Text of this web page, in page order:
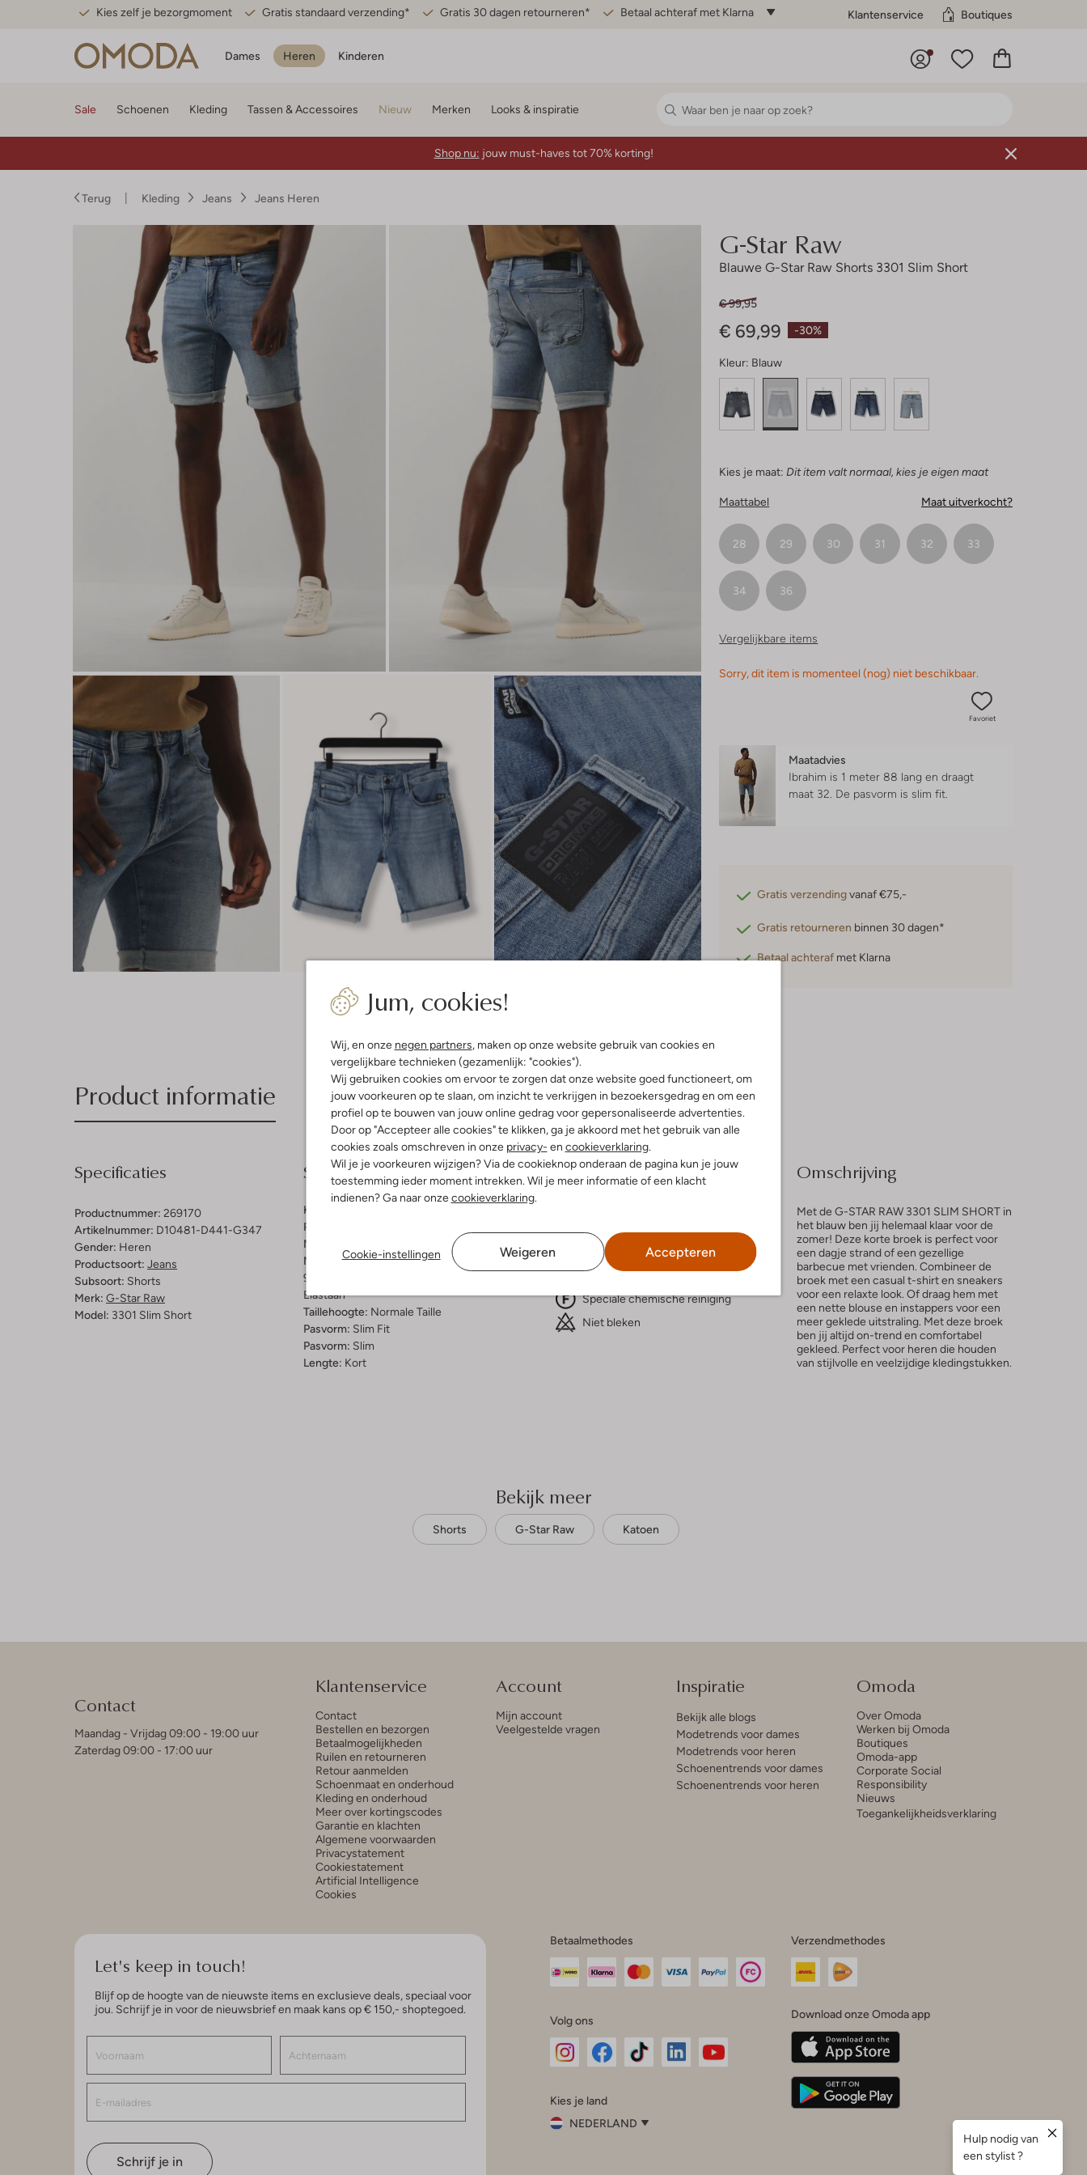
Kies zelf je bezorgmoment Gratis standaard verzending* Gratis 30 dagen retourneren* Betaal achteraf met Klarna Klantenservice Boutiques
Dames Heren Kinderen
Jum, cookies!
Wij, en onze negen partners, maken op onze website gebruik van cookies en
vergelijkbare technieken (gezamenlijk: "cookies").
Wij gebruiken cookies om ervoor te zorgen dat onze website goed functioneert, om
jouw voorkeuren op te slaan, om inzicht te verkrijgen in bezoekersgedrag en om een
profiel op te bouwen van jouw online gedrag voor gepersonaliseerde advertenties.
Door op "Accepteer alle cookies" te klikken, ga je akkoord met het gebruik van alle
cookies zoals omschreven in onze privacy- en cookieverklaring.
Wil je je voorkeuren wijzigen? Via de cookieknop onderaan de pagina kun je jouw
toestemming ieder moment intrekken. Wil je meer informatie of een klacht
indienen? Ga naar onzecookieverklaring.
Cookie-instellingen Weigeren Accepteren
Sale Schoenen Kleding Tassen & Accessoires Nieuw Merken Looks & inspiratie
Shop nu: jouw must-haves tot 70% korting!
Terug Kleding Jeans Jeans Heren
G-Star Raw
Blauwe G-Star Raw Shorts 3301 Slim Short
-30%
€ 99,95
€ 69,99
Kleur: Blauw
Kies je maat: Dit item valt normaal, kies je eigen maat
Maattabel Maat uitverkocht?
28 29 30 31 32 33
34 36
Vergelijkbare items
Sorry, dit item is momenteel (nog) niet beschikbaar.
Favoriet
Maatadvies
Ibrahim is 1 meter 88 lang en draagt
maat 32. De pasvorm is slim fit
Gratis verzendingvanaf €75,-
Gratis retourneren binnen 30 dagen*
Betaal achteraf met Klarna
Product informatie Bezorgen & retourneren
Specificaties
Productnummer: 269170
Artikelnummer: D10481-D441-G347
Gender: Heren
Productsoort: Jeans
Subsoort: Shorts
Merk: G-Star Raw
Model: 3301 Slim Short
Samenstelling & Pasvorm
Kleur:
Patroon:
Materiaal:
Materiaalpercentages:
92% Katoen, 6% Elastomultiester En 2%
Elastaan
Taillehoogte: Normale Taille
Pasvorm: Slim Fit
Pasvorm: Slim
Lengte: Kort
Wasvoorschriften
Strijken op maximaal 150 °C
In de droogtrommel op lage
temperatuur
Speciale chemische reiniging
Niet bleken
Omschrijving
Met de G-STAR RAW 3301 SLIM SHORT in
het blauw ben jij helemaal klaar voor de
zomer! Deze korte broek is perfect voor
een dagje strand of een gezellige
barbecue met vrienden. Combineer de
broek met een casual t-shirt en sneakers
voor een relaxte look. Of draag hem met
een nette blouse en instappers voor een
meer geklede uitstraling. Met deze broek
ben jij altijd on-trend en comfortabel
gekleed. Perfect voor heren die houden
van stijlvolle en veelzijdige kledingstukken.
Bekijk meer
Shorts G-Star Raw Katoen
Contact
Maandag - Vrijdag 09:00 - 19:00 uur
Zaterdag 09:00 - 17:00 uur
Klantenservice
Contact
Bestellen en bezorgen
Betaalmogelijkheden
Ruilen en retourneren
Retour aanmelden
Schoenmaat en onderhoud
Kleding en onderhoud
Meer over kortingscodes
Garantie en klachten
Algemene voorwaarden
Privacystatement
Cookiestatement
Artificial Intelligence
Cookies
Account
Mijn account
Veelgestelde vragen
Inspiratie
Bekijk alle blogs
Modetrends voor dames
Modetrends voor heren
Schoenentrends voor dames
Schoenentrends voor heren
Omoda
Over Omoda
Werken bij Omoda
Boutiques
Omoda-app
Corporate Social
Responsibility
Nieuws
Toegankelijkheidsverklaring
Let's keep in touch!
Blijf op de hoogte van de nieuwste items en exclusieve deals, speciaal voor
jou. Schrijf je in voor de nieuwsbrief en maak kans op € 150,- shoptegoed.
Schrijf je in
Betaalmethodes
Volg ons
InstagramFacebook
Kies je land
NEDERLAND
Verzendmethodes
Download onze Omoda app